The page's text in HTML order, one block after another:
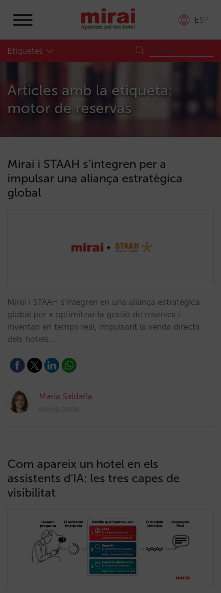
ESP
Etiquetes
Articles amb la etiqueta:
motor de reservas
Mirai i STAAH s’integren per a
impulsar una aliança estratègica
global
Mirai i STAAH s'integren en una aliança estratègica
global per a optimitzar la gestió de reserves i
inventari en temps real, impulsant la venda directa
dels hotels.…
María Saldaña
09/06/2026
Com apareix un hotel en els
assistents d’IA: les tres capes de
visibilitat